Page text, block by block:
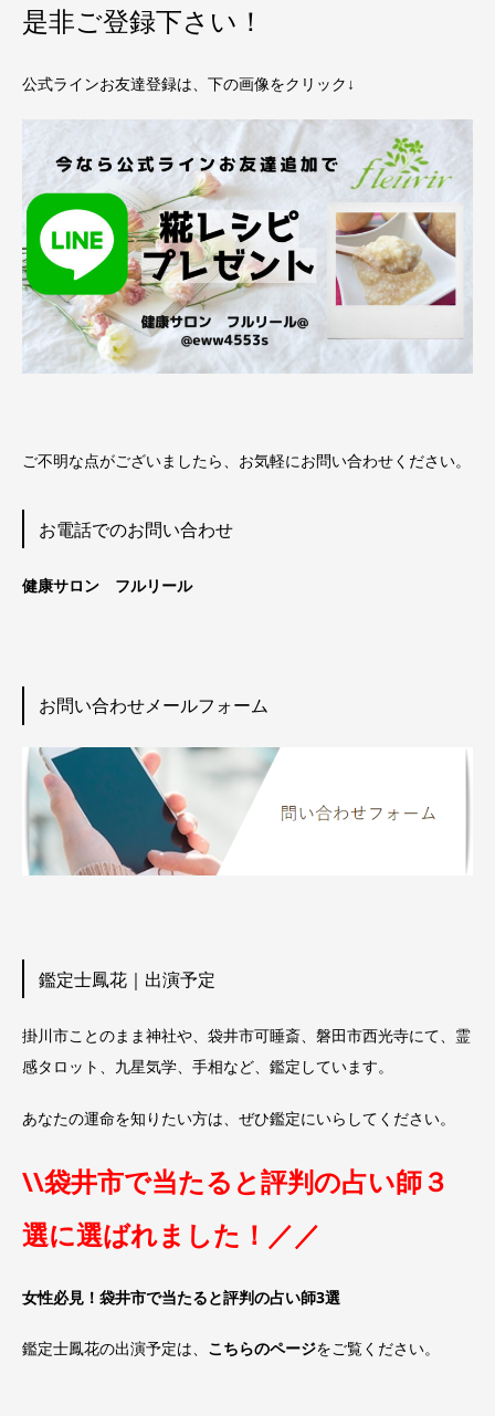
是非ご登録下さい！
公式ラインお友達登録は、下の画像をクリック↓
ご不明な点がございましたら、お気軽にお問い合わせください。
お電話でのお問い合わせ
健康サロン フルリール
お問い合わせメールフォーム
鑑定士鳳花｜出演予定
掛川市ことのまま神社や、袋井市可睡斎、磐田市西光寺にて、霊
感タロット、九星気学、手相など、鑑定しています。
あなたの運命を知りたい方は、ぜひ鑑定にいらしてください。
\\袋井市で当たると評判の占い師３
選に選ばれました！／／
女性必見！袋井市で当たると評判の占い師3選
鑑定士鳳花の出演予定は、 こちらのページをご覧ください。